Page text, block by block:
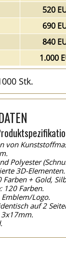
520
690
840
1.000
Stk.
von
Polyester
3D-Elementen.
+ Gold,
120 Farben.
Logo.
auf 2
3x17mm.